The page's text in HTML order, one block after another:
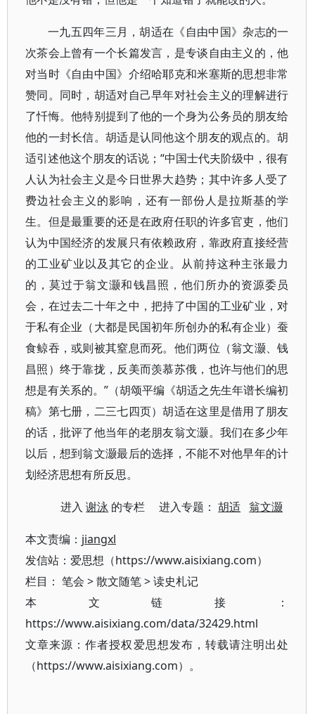
一九五四年三月，胡适在《自由中国》杂志的一
次茶会上曾有一个长篇发言，是专谈自由主义的，他
对当时《自由中国》介绍哈耶克和米塞斯的思想非常
赞同。同时，胡适对自己早年对社会主义的理解进行
了忏悔。他特别提到了他的一个身为公务员的朋友给
他的一封长信。胡适是认同他这个朋友的观点的。胡
适引述他这个朋友的话说；“中国士代夫阶级中，很有
人认为社会主义是今日世界大趋势；其中许多人受了
费边社会主义的影响，还有一部份人是拉斯基的学
生。但是最重要的还是在政府任职的许多官吏，他们
认为中国经济的发展只有依赖政府，靠政府直接经营
的工业矿业以及其它的企业。从前持这种主张最力
的，莫过于翁文灏和钱昌照，他们所办的资源委员
会，在过去二十年之中，把持了中国的工业矿业，对
于私有企业（大都是民国初年所创办的私有企业）蚕
食鲸吞，或则被其窒息而死。他们两位（翁文灏、钱
昌照）终于靠拢，反美而羡慕苏俄，也许与他们的思
想是有关系的。”（胡颂平编《胡适之先生年谱长编初
稿》第七册，二三七四页）胡适在这里是借用了朋友
的话，批评了他当年的老朋友翁文灏。我们在多少年
以后，想到翁文灏最后的选择，不能不对他早年的计
划经济思想有所反思。
进入谢泳 的专栏 进入专题：胡适 翁文灏
本文责编： jiangxl
发信站：爱思想（https://www.aisixiang.com）
栏目： 笔会 >散文随笔>读史札记
本文链接：
https://www.aisixiang.com/data/32429.html
文章来源：作者授权爱思想发布，转载请注明出处
（https://www.aisixiang.com）。